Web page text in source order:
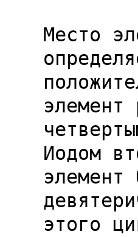
Место
элемент
Иодом
элемент
этого